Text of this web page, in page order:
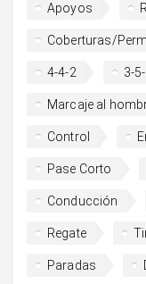
Apoyos
Coberturas/
4-4-2 3-
Marcaje al
Control
Pase Corto
Conducción
Regate
Paradas